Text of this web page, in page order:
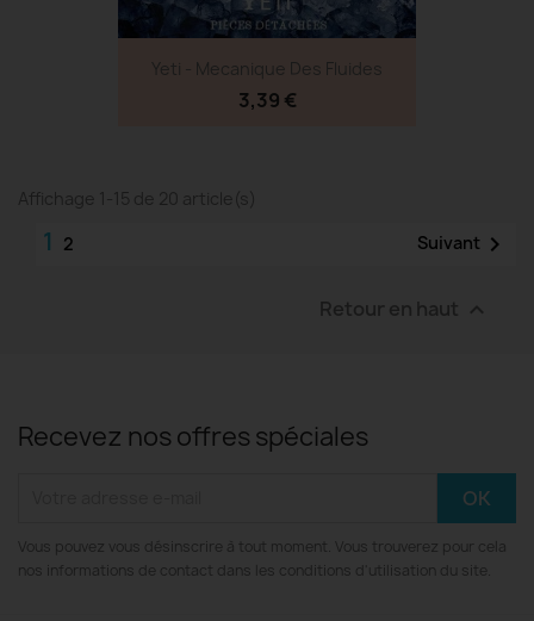
Yeti - Mecanique Des Fluides
3,39 €
Affichage 1-15 de 20 article(s)
1 2 Suivant 
Retour en haut 
Recevez nos offres spéciales
Vous pouvez vous désinscrire à tout moment. Vous trouverez pour cela
nos informations de contact dans les conditions d'utilisation du site.